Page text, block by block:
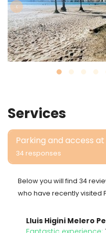
‹
Services
Parking and access
34 responses
Below you will find 34
who have recently visited
Lluis Higini Melero